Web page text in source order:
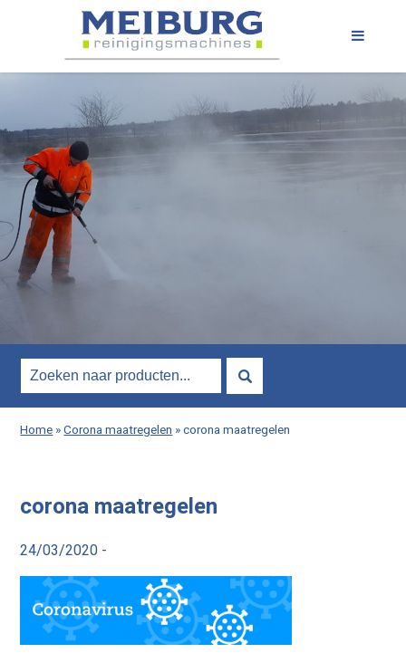
Home»Corona maatregelen»corona maatregelen
corona maatregelen
24/03/2020 -